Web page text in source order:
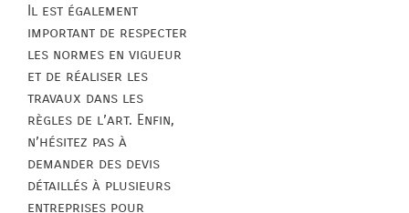
Il est également
important de respecter
les normes en vigueur
et de réaliser les
travaux dans les
règles de l’art. Enfin,
n’hésitez pas à
demander des devis
détaillés à plusieurs
entreprises pour